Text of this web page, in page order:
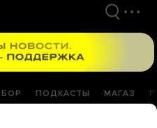
ПОДКАСТЫ МАГАЗ